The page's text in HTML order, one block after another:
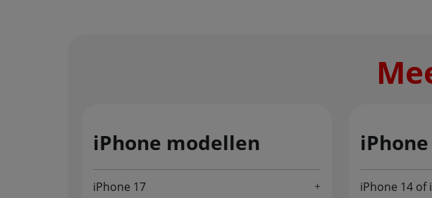
iPhone modellen
iPhone 17 iPhone 14 of